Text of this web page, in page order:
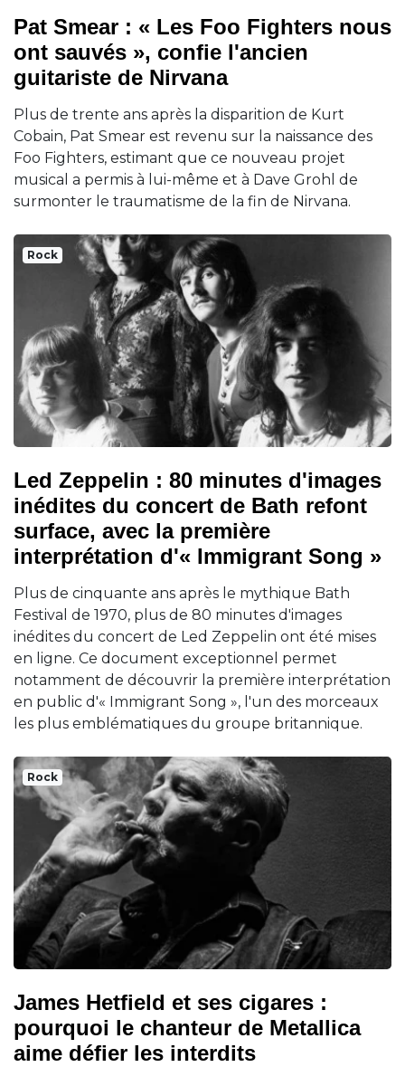
Pat Smear : « Les Foo Fighters nous
ont sauvés », confie l'ancien
guitariste de Nirvana
Plus de trente ans après la disparition de Kurt
Cobain, Pat Smear est revenu sur la naissance des
Foo Fighters, estimant que ce nouveau projet
musical a permis à lui-même et à Dave Grohl de
surmonter le traumatisme de la fin de Nirvana.
Rock
Led Zeppelin : 80 minutes d'images
inédites du concert de Bath refont
surface, avec la première
interprétation d'« Immigrant Song »
Plus de cinquante ans après le mythique Bath
Festival de 1970, plus de 80 minutes d'images
inédites du concert de Led Zeppelin ont été mises
en ligne. Ce document exceptionnel permet
notamment de découvrir la première interprétation
en public d'« Immigrant Song », l'un des morceaux
les plus emblématiques du groupe britannique.
Rock
James Hetfield et ses cigares :
pourquoi le chanteur de Metallica
aime défier les interdits